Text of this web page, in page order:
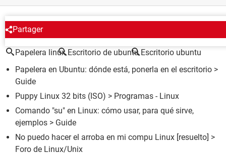
Partager
ALREDEDOR DEL MISMO TEMA
Papelera linux Escritorio de ubuntu Escritorio ubuntu
Papelera en Ubuntu: dónde está, ponerla en el escritorio >
Guide
Puppy Linux 32 bits (ISO) > Programas - Linux
Comando "su" en Linux: cómo usar, para qué sirve,
ejemplos > Guide
No puedo hacer el arroba en mi compu Linux [resuelto] >
Foro de Linux/Unix